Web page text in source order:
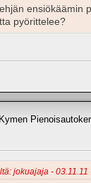
ensiökäämin
pyörittelee?
Kymen
jokuajaja - 03.11.11